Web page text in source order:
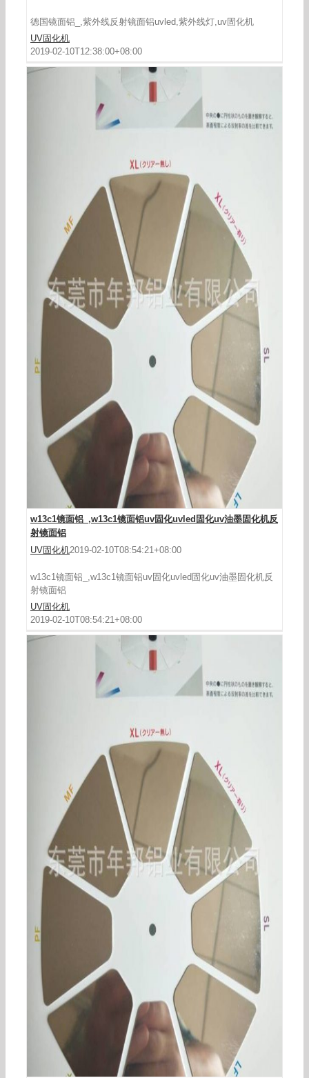
德国镜面铝_,紫外线反射镜面铝uvled,紫外线灯,uv固化机
UV固化机
2019-02-10T12:38:00+08:00
w13c1镜面铝_,w13c1镜面铝uv固化uvled固化uv油墨固化机反
射镜面铝
UV固化机2019-02-10T08:54:21+08:00
w13c1镜面铝_,w13c1镜面铝uv固化uvled固化uv油墨固化机反
射镜面铝
UV固化机
2019-02-10T08:54:21+08:00
uv固化机镜面铝_w13c1镜面铝uv固化机镜面铝
uvled固化,uv光固化设备镜面铝